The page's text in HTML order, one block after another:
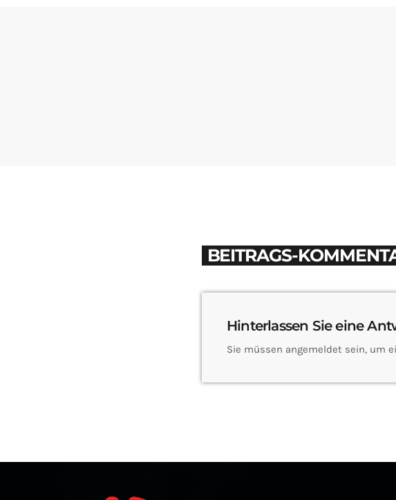
BEITRAGS-
Hinterlassen Sie eine
Sie müssen angemeldet sein, um